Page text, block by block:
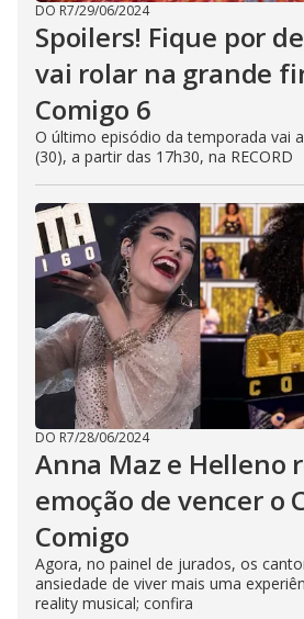
DO R7/29/06/2024
Spoilers! Fique por
vai rolar na grande
Comigo 6
O último episódio da temporada vai
(30), a partir das 17h30, na RECORD
DO R7/28/06/2024
Anna Maz e Helleno
emoção de vencer o
Comigo
Agora, no painel de jurados, os
ansiedade de viver mais uma
reality musical; confira